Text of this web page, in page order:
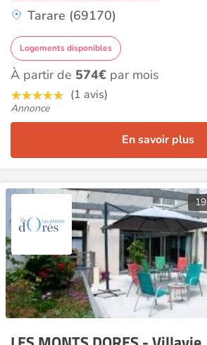
Tarare (69170)
Logements disponibles
À partir de 574€ par mois
(1 avis)
Annonce
En savoir plus
19